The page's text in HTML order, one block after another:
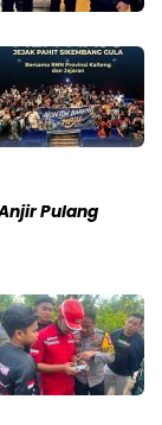
Pulang